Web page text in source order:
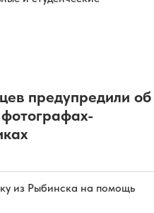
предупредили об
из Рыбинска на помощь